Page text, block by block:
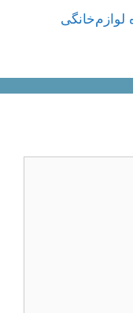
لوازم‌خانگی